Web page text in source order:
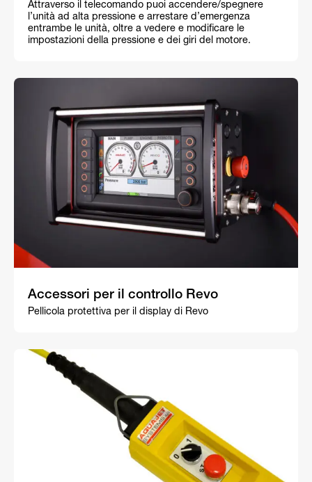
Attraverso il telecomando puoi accendere/spegnere
l’unità ad alta pressione e arrestare d’emergenza
entrambe le unità, oltre a vedere e modificare le
impostazioni della pressione e dei giri del motore.
Accessori per il controllo Revo
Pellicola protettiva per il display di Revo